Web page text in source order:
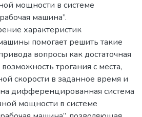
мощности в системе
машина”.
характеристик
помогает решить такие
вопросы как достаточная
трогания с места,
скорости в заданное время и
дифференцированная система
мощности в системе